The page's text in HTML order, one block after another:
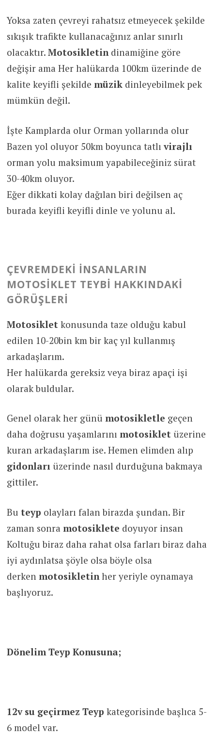
Yoksa zaten çevreyi rahatsız etmeyecek şekilde
sıkışık trafikte kullanacağınız anlar sınırlı
olacaktır. Motosikletindinamiğine göre
değişir ama Her halükarda 100km üzerinde de
kalite keyifli şekilde müzikdinleyebilmek pek
mümkün değil.
İşte Kamplarda olur Orman yollarında olur
Bazen yol oluyor 50km boyunca tatlıvirajlı
orman yolu maksimum yapabileceğiniz sürat
30-40km oluyor.
Eğer dikkati kolay dağılan biri değilsen aç
burada keyifli keyifli dinle ve yolunu al.
ÇEVREMDEKI İNSANLARIN
MOTOSIKLET TEYBI HAKKINDAKI
GÖRÜŞLERI
Motosikletkonusunda taze olduğu kabul
edilen 10-20bin km bir kaç yıl kullanmış
arkadaşlarım.
Her halükarda gereksiz veya biraz apaçi işi
olarak buldular.
Genel olarak her günü motosikletle geçen
daha doğrusu yaşamlarını motosikletüzerine
kuran arkadaşlarım ise. Hemen elimden alıp
gidonlarıüzerinde nasıl durduğuna bakmaya
gittiler.
Bu teyp olayları falan birazda şundan. Bir
zaman sonra motosiklete doyuyor insan
Koltuğu biraz daha rahat olsa farları biraz daha
iyi aydınlatsa şöyle olsa böyle olsa
derken motosikletinher yeriyle oynamaya
başlıyoruz.
Dönelim Teyp Konusuna;
12v su geçirmez Teyp kategorisinde başlıca 5-
6 model var.